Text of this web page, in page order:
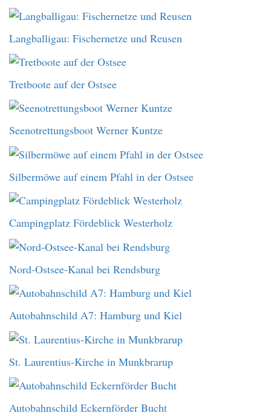
Langballigau: Fischernetze und Reusen
Tretboote auf der Ostsee
Seenotrettungsboot Werner Kuntze
Silbermöwe auf einem Pfahl in der Ostsee
Campingplatz Fördeblick Westerholz
Nord-Ostsee-Kanal bei Rendsburg
Autobahnschild A7: Hamburg und Kiel
St. Laurentius-Kirche in Munkbrarup
Autobahnschild Eckernförder Bucht